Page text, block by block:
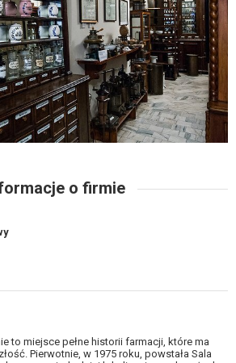
o firmie
to miejsce pełne historii farmacji, które ma
Pierwotnie, w 1975 roku, powstała Sala